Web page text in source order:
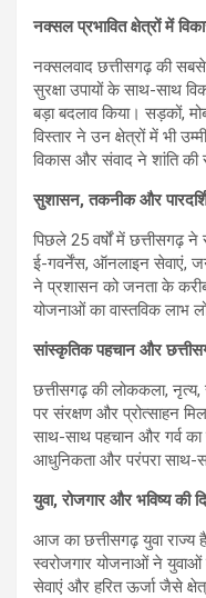
नक्सल प्रभावित क्षेत्रों में
नक्सलवाद छत्तीसगढ़ की
सुरक्षा उपायों के साथ-साथ
बड़ा बदलाव किया। सड़कों,
विस्तार ने उन क्षेत्रों में भी
विकास और संवाद ने शांति की
सुशासन, तकनीक और
पिछले 25 वर्षों में छत्तीसगढ़
ई-गवर्नेंस, ऑनलाइन सेवाएं,
ने प्रशासन को जनता के करीब
योजनाओं का वास्तविक लाभ
सांस्कृतिक पहचान और
छत्तीसगढ़ की लोककला, नृत्य,
पर संरक्षण और प्रोत्साहन
साथ-साथ पहचान और गर्व का
आधुनिकता और परंपरा साथ-
युवा, रोजगार और भविष्य की
आज का छत्तीसगढ़ युवा राज्य
स्वरोजगार योजनाओं ने
सेवाएं और हरित ऊर्जा जैसे